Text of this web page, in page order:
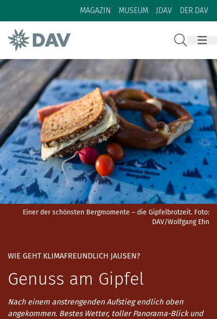
Zum Inhalt
Zur Footer-Navigation
MAGAZIN MUSEUM JDAV DER DAV
Einer der schönsten Bergmomente – die Gipfelbrotzeit. Foto:
DAV/Wolfgang Ehn
WIE GEHT KLIMAFREUNDLICH JAUSEN?
Genuss am Gipfel
Nach einem anstrengenden Aufstieg endlich oben
angekommen. Bestes Wetter, toller Panorama-Blick und